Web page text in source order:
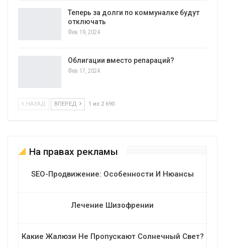
Теперь за долги по коммуналке будут
отключать
Фев 19, 2024
Облигации вместо репараций?
Фев 17, 2024
НАЗАД ВПЕРЕД 1 из 2 690
На правах рекламы
SEO-Продвижение: Особенности И Нюансы
Лечение Шизофрении
Какие Жалюзи Не Пропускают Солнечный Свет?